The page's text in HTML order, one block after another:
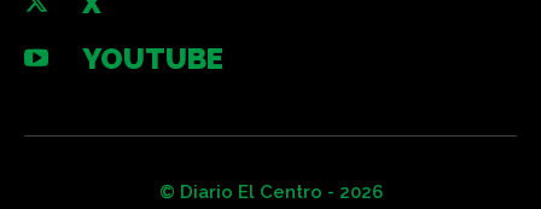
YOUTUBE
© Diario El Centro - 2026